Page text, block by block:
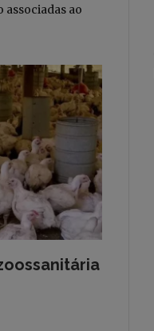
associadas ao